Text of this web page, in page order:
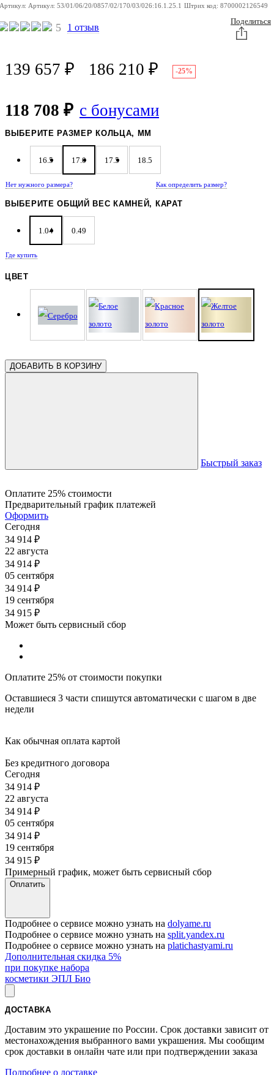
Артикул: Артикул: 53/01/06/20/0857/02/170/03/026:16.1.25.1 Штрих код: 8700002126549
5 1 отзыв
Поделиться
139 657 ₽ 186 210 ₽ -25%
118 708 ₽ с бонусами
ВЫБЕРИТЕ РАЗМЕР КОЛЬЦА, ММ
16.5 17.0 17.5 18.5
Нет нужного размера? Как определить размер?
ВЫБЕРИТЕ ОБЩИЙ ВЕС КАМНЕЙ, КАРАТ
1.04 0.49
Где купить
ЦВЕТ
ДОБАВИТЬ В КОРЗИНУ
Быстрый заказ
Оплатите 25% стоимости
Предварительный график платежей
Оформить
Сегодня
34 914 ₽
22 августа
34 914 ₽
05 сентября
34 914 ₽
19 сентября
34 915 ₽
Может быть сервисный сбор
Оплатите 25% от стоимости покупки
Оставшиеся 3 части спишутся автоматически с шагом в две
недели
Как обычная оплата картой
Без кредитного договора
Сегодня
34 914 ₽
22 августа
34 914 ₽
05 сентября
34 914 ₽
19 сентября
34 915 ₽
Примерный график, может быть сервисный сбор
Оплатить
Подробнее о сервисе можно узнать на dolyame.ru
Подробнее о сервисе можно узнать на split.yandex.ru
Подробнее о сервисе можно узнать на platichastyami.ru
Дополнительная скидка 5%
при покупке набора
косметики ЭПЛ Био
ДОСТАВКА
Доставим это украшение по России. Срок доставки зависит от
местонахождения выбранного вами украшения. Мы сообщим
срок доставки в онлайн чате или при подтверждении заказа
Подробнее о доставке